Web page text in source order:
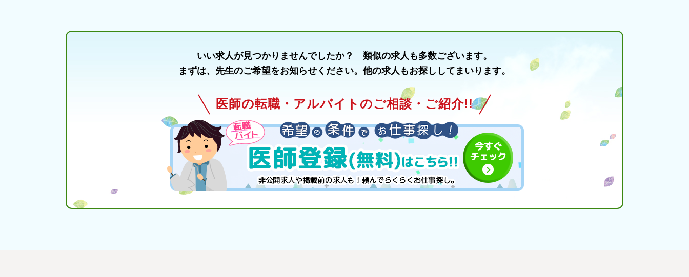
いい求人が見つかりませんでしたか？ 類似の求人も多数ございます。
まずは、先生のご希望をお知らせください。他の求人もお探ししてまいります。
医師の転職・アルバイトのご相談・ご紹介!!